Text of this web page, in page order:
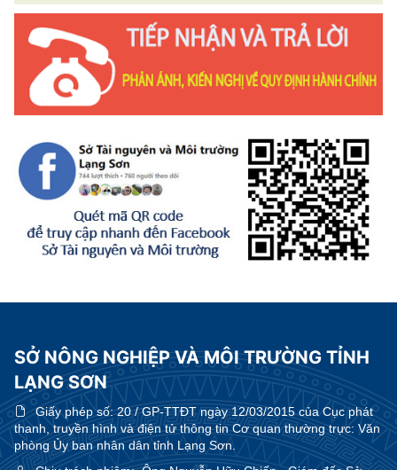
SỞ NÔNG NGHIỆP VÀ MÔI TRƯỜNG TỈNH
LẠNG SƠN
Giấy phép số:20 / GP-TTĐT ngày 12/03/2015 của Cục phát
thanh, truyền hình và điện tử thông tin Cơ quan thường trực: Văn
phòng Ủy ban nhân dân tỉnh Lạng Sơn.